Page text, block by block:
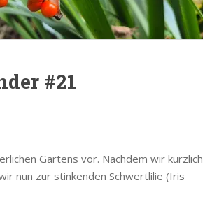
#21
Gartens vor. Nachdem wir kürzlich
nun zur stinkenden Schwertlilie (Iris